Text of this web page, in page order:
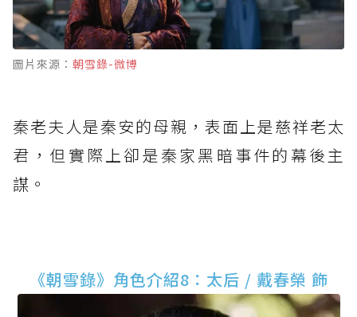
圖片來源： 朝雪錄-微博
秦老夫人是秦安的母親，表面上是慈祥老太
君，但實際上卻是秦家黑暗事件的幕後主
謀。
《朝雪錄》角色介紹8：太后 / 戴春榮 飾